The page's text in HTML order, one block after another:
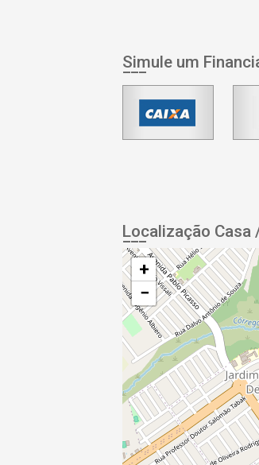
Simule um
Localização Casa
+
−